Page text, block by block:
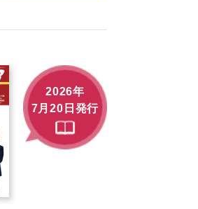
2026年
7月20日発行